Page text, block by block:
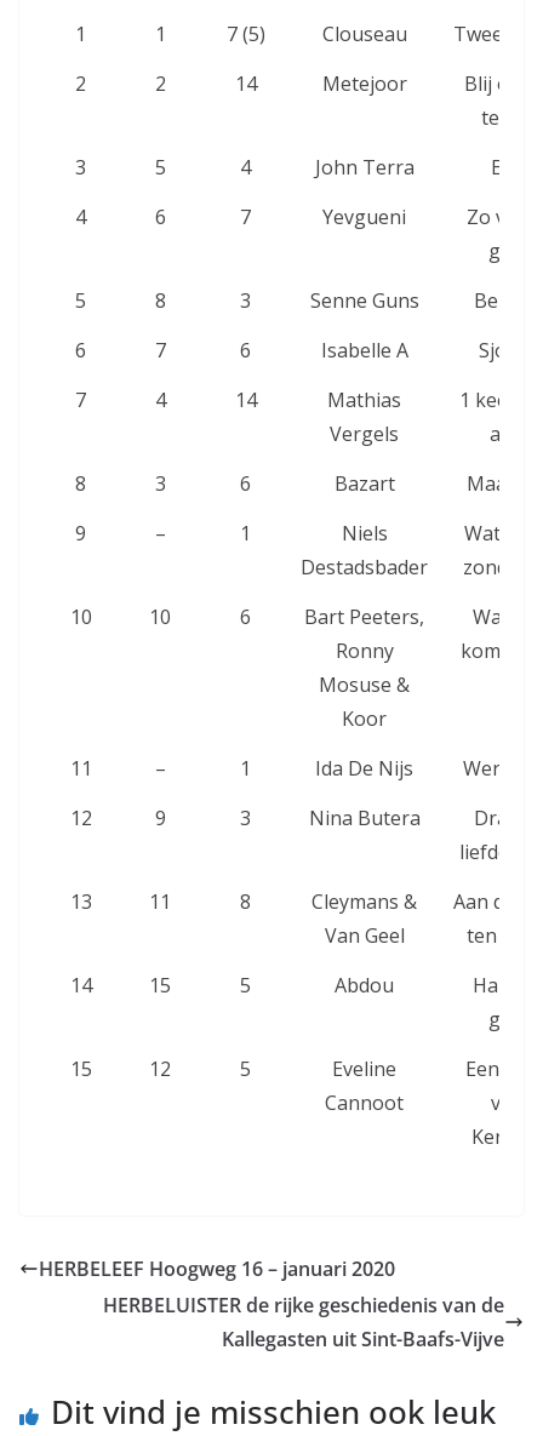
1 1 7 (5) Clouseau
2
2 14 Metejoor
Blij om
te zien
3
5 4 John Terra
Elise
4
6 7 Yevgueni
Zo ver,
goed
5
8 3 Senne Guns
6
7 6 Isabelle A
7
4 14
Mathias
Vergels
1 keer
atlijd
8
3 6 Bazart
9
– 1
Niels
Destadsbader
Wat
zonder
10
10 6
Bart Peeters,
Ronny
Mosuse &
Koor
Wat
komen
11 – 1 Ida De Nijs
12
9 3 Nina Butera
Draai
liefde
13
11 8
Cleymans &
Van Geel
Aan de
ten
14
15 5 Abdou
Hart
goud
15
12 5
Eveline
Cannoot
Een
voor
HERBELEEF Hoogweg 16 – januari 2020
HERBELUISTER de rijke geschiedenis van de
Kallegasten uit Sint-Baafs-Vijve
Dit vind je misschien ook leuk